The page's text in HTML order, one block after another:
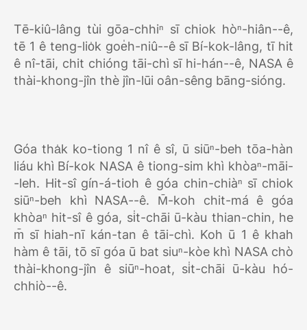
Tē-kiû-lâng tùi gōa-chhiⁿ sī chiok hòⁿ-hiân--ê,
tē 1 ê teng-lio̍k goe̍h-niû--ê sī Bí-kok-lâng, tī hit
ê nî-tāi, chit chióng tāi-chì sī hi-hán--ê, NASA ê
thài-khong-jîn thè jîn-lūi oân-sêng bāng-sióng.
Góa tha̍k ko-tiong 1 nî ê sî, ū siūⁿ-beh tōa-hàn
liáu khì Bí-kok NASA ê tiong-sim khì khòaⁿ-māi-
-leh. Hit-sî gín-á-tioh ê góa chin-chiàⁿ sī chiok
siūⁿ-beh khì NASA--ê. M̄-koh chit-má ê góa
khòaⁿ hit-sî ê góa, si̍t-chāi ū-kàu thian-chin, he
m̄ sī hiah-nī kán-tan ê tāi-chì. Koh ū 1 ê khah
hàm ê tāi, tō sī góa ū bat siuⁿ-kòe khì NASA chò
thài-khong-jîn ê siūⁿ-hoat, si̍t-chāi ū-kàu hó-
chhiò--ê.